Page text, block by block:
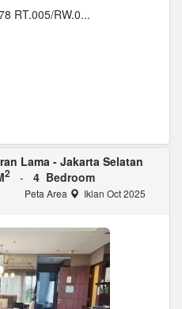
RT.005/RW.0...
Lama - Jakarta Selatan
2 - 4 Bedroom
Peta Area Iklan Oct 2025